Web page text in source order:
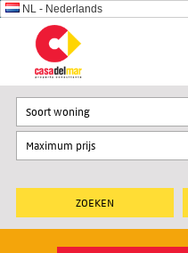
NL - Nederlands
Soort woning